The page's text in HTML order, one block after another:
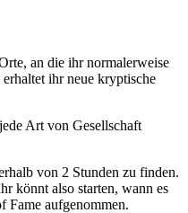
an die ihr normalerweise
ihr neue kryptische
Art von Gesellschaft
von 2 Stunden zu finden.
könnt also starten, wann es
Fame aufgenommen.